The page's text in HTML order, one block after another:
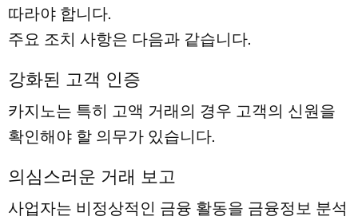
따라야 합니다.
주요 조치 사항은 다음과 같습니다.
강화된 고객 인증
카지노는 특히 고액 거래의 경우 고객의 신원을
확인해야 할 의무가 있습니다.
의심스러운 거래 보고
사업자는 비정상적인 금융 활동을 금융정보 분석